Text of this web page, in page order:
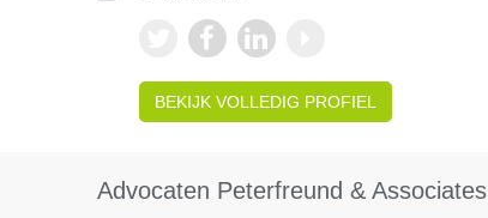
BEKIJK VOLLEDIG PROFIEL
Advocaten Peterfreund & Associates